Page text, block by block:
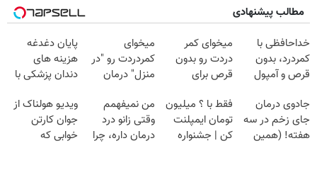
مطالب پیشنهادی
خداحافظی با
کمردرد، بدون
قرص و آمپول
میخوای کمر
دردت رو بدون
قرص برای
کنی؟
(◂پرسش‌نامه رو
پر کن)
میخوای
کمردردت رو "در
منزل" درمان
◂پرسش‌نامه)
پایان دغدغه
هزینه های
دندان پزشکی با
خانگی
جادوی درمان
جای زخم در سه
هفته! (همین
فقط با ؟ میلیون
تومان ایمپلنت
کن | جشنواره
من نمیفهمم
وقتی زانو درد
درمان داره، چرا
ویدیو هولناک از
جوان کارتن
خوابی که